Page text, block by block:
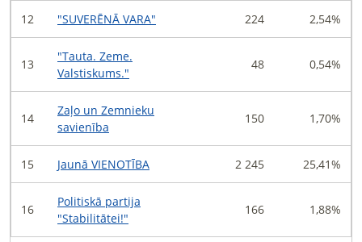
12 "SUVERĒNĀ VARA" 224 2,54%
13
"Tauta. Zeme.
Valstiskums."
48 0,54%
14
Zaļo un Zemnieku
savienība
150 1,70%
15 Jaunā VIENOTĪBA 2 245 25,41%
16
Politiskā partija
"Stabilitātei!"
166 1,88%